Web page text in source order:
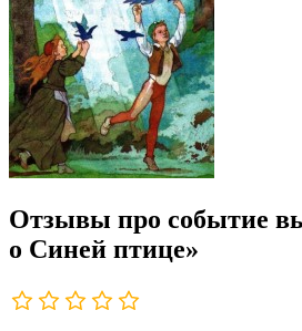
Отзывы про событие
о Синей птице»